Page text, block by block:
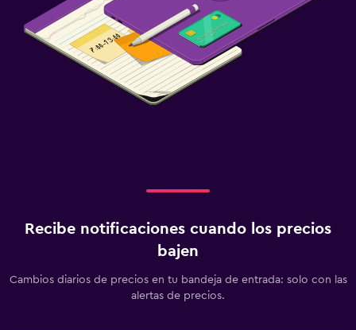
Bicicleta disponible
Compras
Cafetera
Recibe notificaciones cuando los precios
bajen
Cambios diarios de precios en tu bandeja de entrada: solo con las
alertas de precios.